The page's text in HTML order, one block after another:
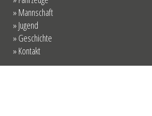
» Mannschaft
» Jugend
» Geschichte
» Kontakt